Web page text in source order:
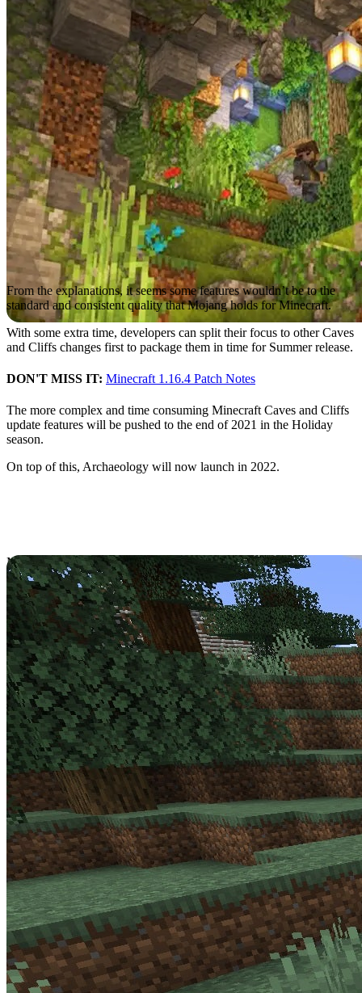
From the explanations, it seems some features wouldn’t be to the
standard and consistent quality that Mojang holds for Minecraft.
With some extra time, developers can split their focus to other Caves
and Cliffs changes first to package them in time for Summer release.
DON'T MISS IT: Minecraft 1.16.4 Patch Notes
The more complex and time consuming Minecraft Caves and Cliffs
update features will be pushed to the end of 2021 in the Holiday
season.
On top of this, Archaeology will now launch in 2022.
Minecraft Caves and Cliffs has a massive range of new additions to
the game. Butsome of these additionswill be priority for release this
Summer.